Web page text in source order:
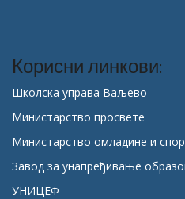
Корисни линкови:
Школска управа Ваљево
Министарство просвете
Министарство омладине и
Завод за унапређивање
УНИЦЕФ